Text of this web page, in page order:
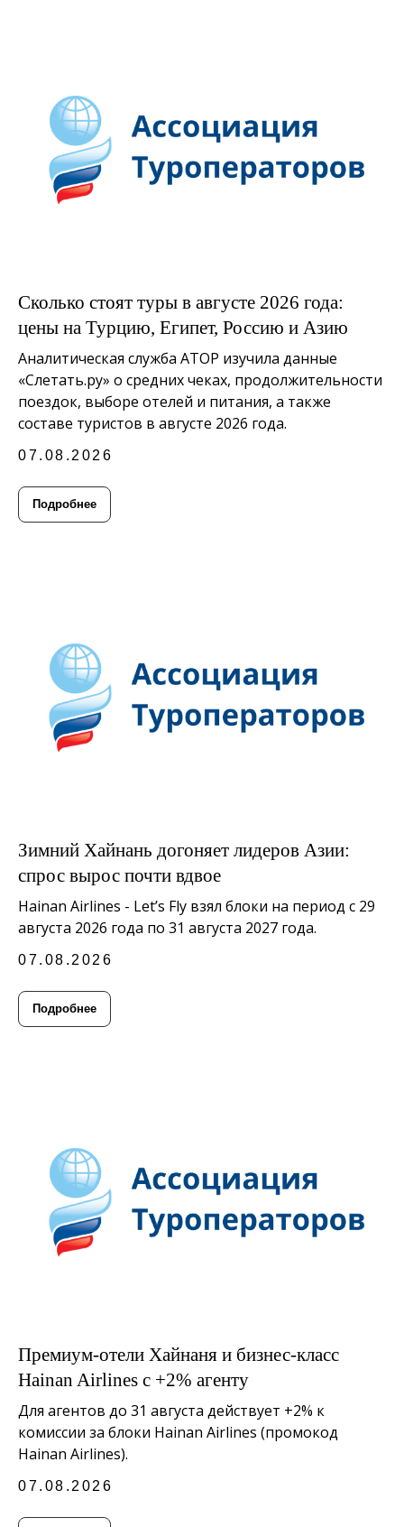
Сколько стоят туры в августе 2026 года:
цены на Турцию, Египет, Россию и Азию
Аналитическая служба АТОР изучила данные
«Слетать.ру» о средних чеках, продолжительности
поездок, выборе отелей и питания, а также
составе туристов в августе 2026 года.
07.08.2026
Подробнее
Зимний Хайнань догоняет лидеров Азии:
спрос вырос почти вдвое
Hainan Airlines - Let’s Fly взял блоки на период с 29
августа 2026 года по 31 августа 2027 года.
07.08.2026
Подробнее
Премиум-отели Хайнаня и бизнес-класс
Hainan Airlines с +2% агенту
Для агентов до 31 августа действует +2% к
комиссии за блоки Hainan Airlines (промокод
Hainan Airlines).
07.08.2026